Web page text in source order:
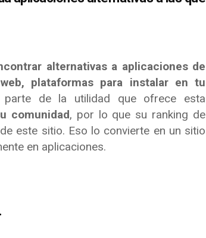
alternativas a aplicaciones de
plataformas para instalar en tu
parte de la utilidad que ofrece esta
comunidad, por lo que su ranking de
este sitio. Eso lo convierte en un sitio
en aplicaciones.